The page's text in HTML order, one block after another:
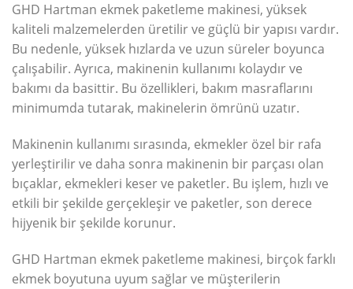
GHD Hartman ekmek paketleme makinesi, yüksek
kaliteli malzemelerden üretilir ve güçlü bir yapısı vardır.
Bu nedenle, yüksek hızlarda ve uzun süreler boyunca
çalışabilir. Ayrıca, makinenin kullanımı kolaydır ve
bakımı da basittir. Bu özellikleri, bakım masraflarını
minimumda tutarak, makinelerin ömrünü uzatır.
Makinenin kullanımı sırasında, ekmekler özel bir rafa
yerleştirilir ve daha sonra makinenin bir parçası olan
bıçaklar, ekmekleri keser ve paketler. Bu işlem, hızlı ve
etkili bir şekilde gerçekleşir ve paketler, son derece
hijyenik bir şekilde korunur.
GHD Hartman ekmek paketleme makinesi, birçok farklı
ekmek boyutuna uyum sağlar ve müşterilerin